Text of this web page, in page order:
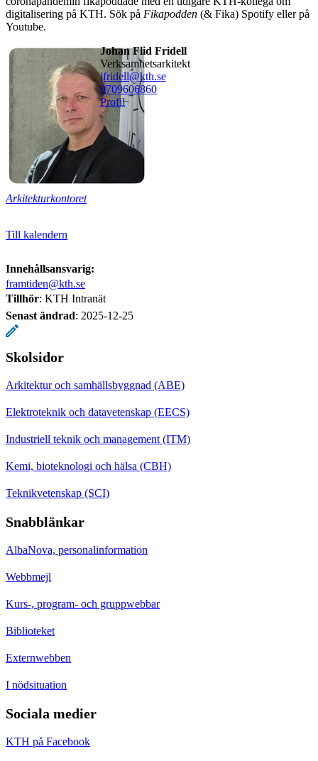
digitalisering på KTH. Sök på Fikapodden (& Fika) Spotify eller på
Youtube.
Johan Flid Fridell
verksamhetsarkitekt
jfridell@kth.se
0709606860
Profil
Arkitekturkontoret
Till kalendern
Innehållsansvarig:
framtiden@kth.se
Tillhör: KTH Intranät
Senast ändrad: 2025-12-25
Skolsidor
Arkitektur och samhällsbyggnad (ABE)
Elektroteknik och datavetenskap (EECS)
Industriell teknik och management (ITM)
Kemi, bioteknologi och hälsa (CBH)
Teknikvetenskap (SCI)
Snabblänkar
AlbaNova, personalinformation
Webbmejl
Kurs-, program- och gruppwebbar
Biblioteket
Externwebben
I nödsituation
Sociala medier
KTH på Facebook